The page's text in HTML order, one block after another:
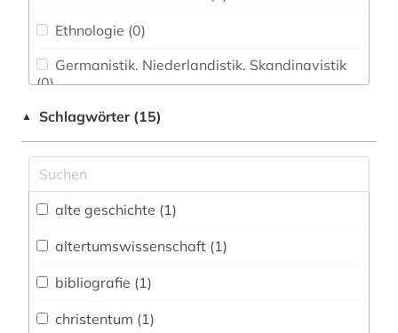
Ethnologie (0)
(0)
Geschichte (4)
Geschichte der Pädagogik und des
Jesuitica (0)
Neulatein (7)
▲ Schlagwörter (15)
alte geschichte (1)
altertumswissenschaft (1)
bibliografie (1)
christentum (1)